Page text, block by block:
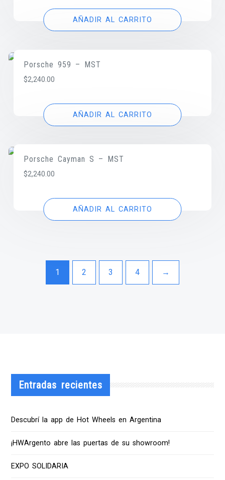
AÑADIR AL CARRITO
Porsche 959 – MST
$2,240.00
AÑADIR AL CARRITO
Porsche Cayman S – MST
$2,240.00
AÑADIR AL CARRITO
1 2 3 4 →
Entradas recientes
Descubrí la app de Hot Wheels en Argentina
¡HWArgento abre las puertas de su showroom!
EXPO SOLIDARIA